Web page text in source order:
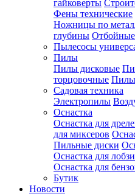
гайковерты
Фены технические
Ножницы по
глубины
Пылесосы
Пилы
Пилы дисковые
торцовочные Пилы
Садовая техника
Электропилы
Оснастка
Оснастка для
для миксеров
Пильные диски
Оснастка для
Оснастка для
Бутик
Новости